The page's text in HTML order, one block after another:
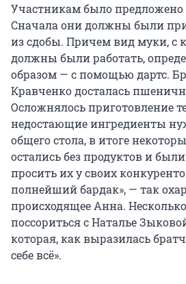
Участникам было предложено
Сначала они должны были
из сдобы. Причем вид муки, с
должны были работать,
образом — с помощью дартс.
Кравченко досталась
Осложнялось приготовление
недостающие ингредиенты
общего стола, в итоге
остались без продуктов и
просить их у своих
полнейший бардак», — так
происходящее Анна.
поссориться с Наталье
которая, как выразилась
себе всё».